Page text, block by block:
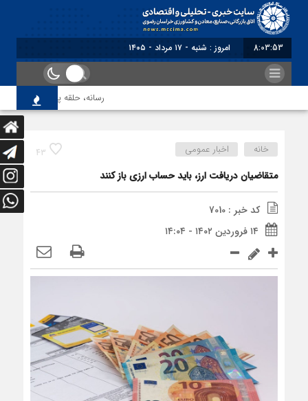
8:03:53 امروز : شنبه - ۱۷ مرداد - ۱۴۰۵
رسانه، حلقه پیوند میدان
43 خانه اخبار عمومی
متقاضیان دریافت ارز، باید حساب ارزی باز کنند
کد خبر : 7010
۱۴ فروردین ۱۴۰۲ - ۱۴:۰۴